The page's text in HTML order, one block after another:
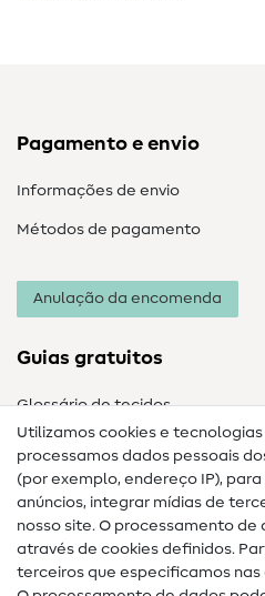
Pagamento e envio
Informações de envio
Métodos de pagamento
Anulação da encomenda
Guias gratuitos
Glossário de tecidos
Guias de costura
Ajuda e contacto
Contacto
Utilizamos cookies e
processamos dados pessoais
(por exemplo, endereço IP),
anúncios, integrar mídias de
nosso site. O processamento de
através de cookies definidos.
terceiros que especificamos nas